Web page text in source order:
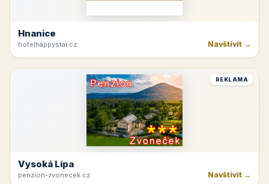
Hnanice
hotelhappystar.cz Navštívit →
REKLAMA
Vysoká Lípa
penzion-zvonecek.cz Navštívit →